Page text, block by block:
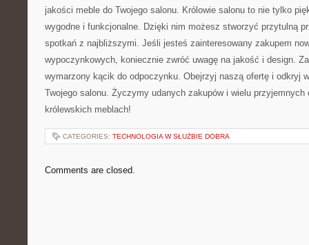
jakości meble do Twojego ⁣salonu. ⁣Królowie salonu ⁤to nie ⁤tylko
wygodne i ⁢funkcjonalne. Dzięki nim możesz stworzyć przytulną
spotkań z najbliższymi. Jeśli jesteś zainteresowany zakupem
wypoczynkowych, koniecznie zwróć​ uwagę na jakość i design.
wymarzony kącik⁢ do odpoczynku. Obejrzyj naszą ⁢ofertę i odkryj
Twojego salonu.‌ Życzymy udanych zakupów i ⁤wielu przyjemnych
królewskich meblach!
CATEGORIES: TECHNOLOGIA W SŁUŻBIE DOBRA
Comments are closed.